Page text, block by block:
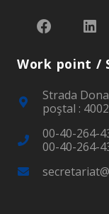
Work point /
Strada
poştal :
00-40-264-
00-40-264-